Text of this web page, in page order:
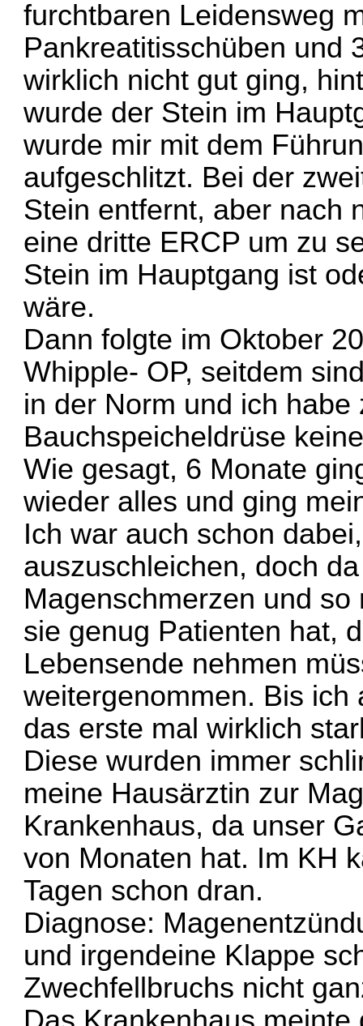
furchtbaren Leidensweg
Pankreatitisschüben und
wirklich nicht gut ging,
wurde der Stein im
wurde mir mit dem
aufgeschlitzt. Bei der
Stein entfernt, aber nach
eine dritte ERCP um zu
Stein im Hauptgang ist
wäre.
Dann folgte im Oktober
Whipple- OP, seitdem
in der Norm und ich
Bauchspeicheldrüse
Wie gesagt, 6 Monate
wieder alles und ging
Ich war auch schon
auszuschleichen, doch
Magenschmerzen und
sie genug Patienten hat,
Lebensende nehmen
weitergenommen. Bis ich
das erste mal wirklich
Diese wurden immer
meine Hausärztin zur
Krankenhaus, da unser
von Monaten hat. Im KH
Tagen schon dran.
Diagnose:
und irgendeine Klappe
Zwechfellbruchs nicht